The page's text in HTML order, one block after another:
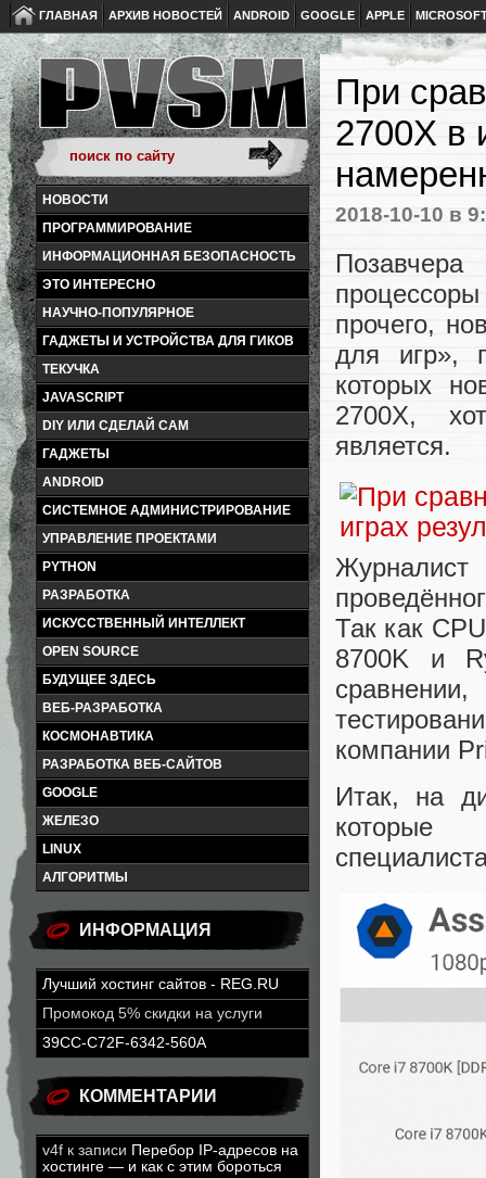
ГЛАВНАЯ АРХИВ НОВОСТЕЙ ANDROID GOOGLE APPLE
НОВОСТИ
ПРОГРАММИРОВАНИЕ
ИНФОРМАЦИОННАЯ БЕЗОПАСНОСТЬ
ЭТО ИНТЕРЕСНО
НАУЧНО-ПОПУЛЯРНОЕ
ГАДЖЕТЫ И УСТРОЙСТВА ДЛЯ ГИКОВ
ТЕКУЧКА
JAVASCRIPT
DIY ИЛИ СДЕЛАЙ САМ
ГАДЖЕТЫ
ANDROID
СИСТЕМНОЕ АДМИНИСТРИРОВАНИЕ
УПРАВЛЕНИЕ ПРОЕКТАМИ
PYTHON
РАЗРАБОТКА
ИСКУССТВЕННЫЙ ИНТЕЛЛЕКТ
OPEN SOURCE
БУДУЩЕЕ ЗДЕСЬ
ВЕБ-РАЗРАБОТКА
КОСМОНАВТИКА
РАЗРАБОТКА ВЕБ-САЙТОВ
GOOGLE
ЖЕЛЕЗО
LINUX
АЛГОРИТМЫ
ИНФОРМАЦИЯ
Лучший хостинг сайтов - REG.RU
Промокод 5% скидки на услуги
39CC-C72F-6342-560A
КОММЕНТАРИИ
v4f к записи Перебор IP-адресов на
хостинге — и как с этим бороться
При
2700X в
2018-10-10 в
прочего,
для игр»,
которых
2700X,
является.
Журналист
Так как
8700K и
компании
Итак, на
которые